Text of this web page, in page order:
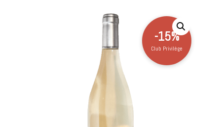
-15%
Club Privilège